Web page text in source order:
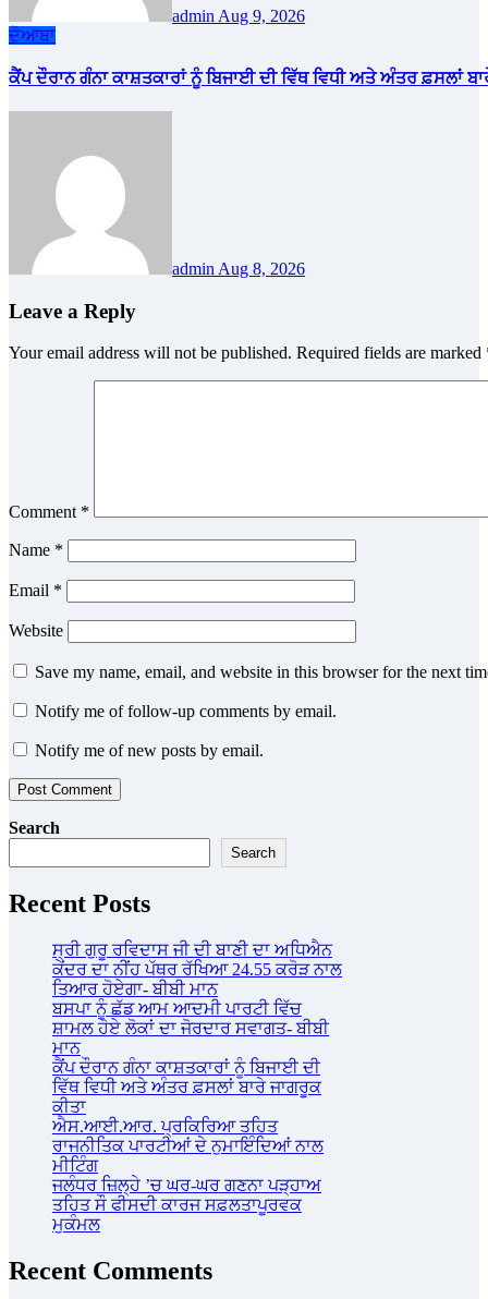
admin Aug 9, 2026
ਦੋਆਬਾ
ਕੈਂਪ ਦੌਰਾਨ ਗੰਨਾ ਕਾਸ਼ਤਕਾਰਾਂ ਨੂੰ ਬਿਜਾਈ ਦੀ ਵਿੱਥ ਵਿਧੀ ਅਤੇ ਅੰਤਰ ਫ਼ਸਲਾਂ
admin Aug 8, 2026
Leave a Reply
Your email address will not be published. Required fields are marked
Comment *
Name *
Email *
Website
Save my name, email, and website in this browser for the next
Notify me of follow-up comments by email.
Notify me of new posts by email.
Search
Search
Recent Posts
ਸ੍ਰੀ ਗੁਰੂ ਰਵਿਦਾਸ ਜੀ ਦੀ ਬਾਣੀ ਦਾ ਅਧਿਐਨ
ਕੇਂਦਰ ਦਾ ਨੀਂਹ ਪੱਥਰ ਰੱਖਿਆ 24.55 ਕਰੋੜ ਨਾਲ
ਤਿਆਰ ਹੋਏਗਾ- ਬੀਬੀ ਮਾਨ
ਬਸਪਾ ਨੂੰ ਛੱਡ ਆਮ ਆਦਮੀ ਪਾਰਟੀ ਵਿੱਚ
ਸ਼ਾਮਲ ਹੋਏ ਲੋਕਾਂ ਦਾ ਜੋਰਦਾਰ ਸਵਾਗਤ- ਬੀਬੀ
ਮਾਨ
ਕੈਂਪ ਦੌਰਾਨ ਗੰਨਾ ਕਾਸ਼ਤਕਾਰਾਂ ਨੂੰ ਬਿਜਾਈ ਦੀ
ਵਿੱਥ ਵਿਧੀ ਅਤੇ ਅੰਤਰ ਫ਼ਸਲਾਂ ਬਾਰੇ ਜਾਗਰੂਕ
ਕੀਤਾ
ਐਸ.ਆਈ.ਆਰ. ਪ੍ਰਕਿਰਿਆ ਤਹਿਤ
ਰਾਜਨੀਤਿਕ ਪਾਰਟੀਆਂ ਦੇ ਨੁਮਾਇੰਦਿਆਂ ਨਾਲ
ਮੀਟਿੰਗ
ਜਲੰਧਰ ਜ਼ਿਲ੍ਹੇ ’ਚ ਘਰ-ਘਰ ਗਣਨਾ ਪੜ੍ਹਾਅ
ਤਹਿਤ ਸੌ ਫੀਸਦੀ ਕਾਰਜ ਸਫ਼ਲਤਾਪੂਰਵਕ
ਮੁਕੰਮਲ
Recent Comments